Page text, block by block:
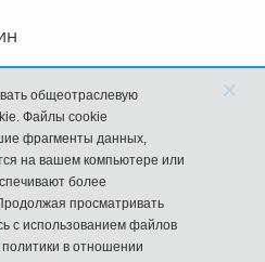
общеотраслевую
Файлы cookie
фрагменты данных,
на вашем компьютере или
более
просматривать
с использованием файлов
политики в отношении
×